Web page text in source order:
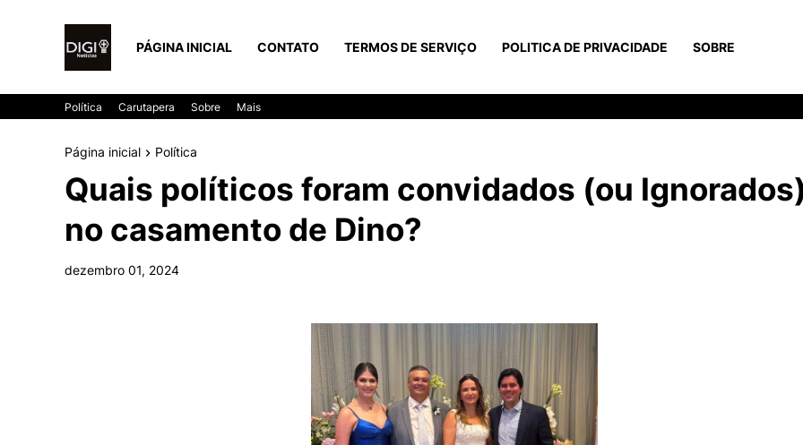
PÁGINA INICIAL CONTATO TERMOS DE SERVIÇO POLITICA DE PRIVACIDADE SOBRE
Política Carutapera Sobre Mais
Página inicial Política
Quais políticos foram convidados (ou Ignorados)
no casamento de Dino?
dezembro 01, 2024